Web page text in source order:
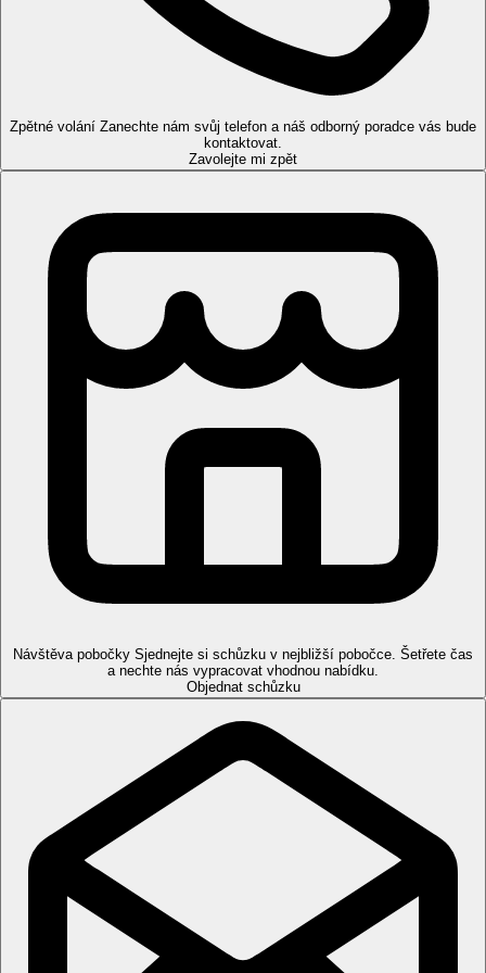
414 prostorných pokojů, výtahy, vstupní hala s recepcí, hlavní
restaurace, 5 à la carte restaurací (Turecká, Řecká, Americká,,
bazénem (teplotně regulovaný), terasou na slunění, lehátky a
premium-dubai
Pokoje
Dvoulůžkový pokoj, Deluxe:
koupelna/WC (vana, sprcha,
vysoušeč vlasů), individuální klimatizace, 48" LED TV/sat.,
telefon, minibar.
Ostatní typy pokojů (pokud není uvedeno jinak, mají pokoje
Dvoulůžkový pokoj, Premium:
U obou typů pokoje platí, že je možná pouze jedna přístýlka a
Hotel se nachází v blízkosti promenády The Walk, Dubai
Marina, Bluewaters Island. Nákupní možnosti Mall of the
Emirates.
Snídaně a večeře formou bufetu
Pláž
Písečná pláž přímo u hotelu. Lehátka a slunečníky zdarma.
Sportovní nabídka
fitness.
Zpětné volání Zanechte nám svůj telefon a náš odborný poradce vás bude
kontaktovat.
Zavolejte mi zpět
Návštěva pobočky Sjednejte si schůzku v nejbližší pobočce. Šetřete čas
a nechte nás vypracovat vhodnou nabídku.
Objednat schůzku